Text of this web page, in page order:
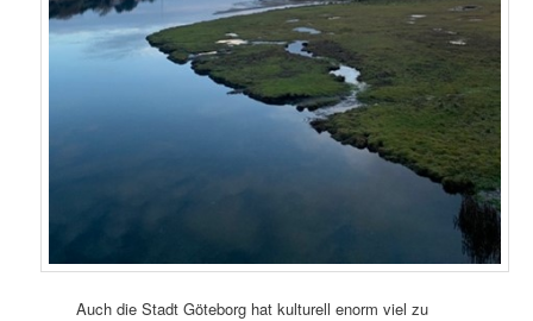
Auch die Stadt Göteborg hat kulturell enorm viel zu